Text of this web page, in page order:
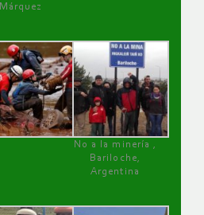
Márquez
No a la minería ,
Bariloche,
Argentina